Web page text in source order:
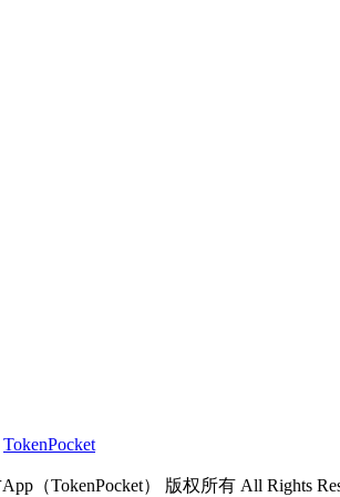
TokenPocket
（TokenPocket） 版权所有 All Rights